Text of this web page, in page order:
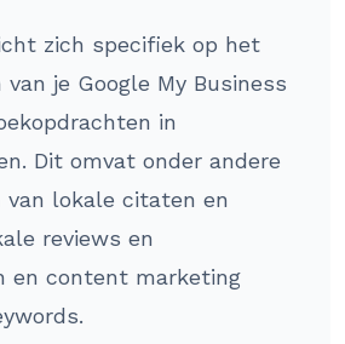
zich specifiek op het
je Google My Business
in
Dit omvat onder andere
van lokale citaten en
reviews en
en content marketing